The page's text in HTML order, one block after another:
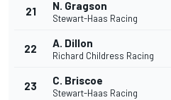
21 N. Gragson
Stewart-Haas Racing
22 A. Dillon
Richard Childress Racing
23 C. Briscoe
Stewart-Haas Racing